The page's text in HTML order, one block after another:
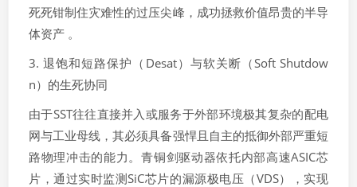
死死钳制住灾难性的过压尖峰，成功拯救价值昂贵的半导
体资产 。
3. 退饱和短路保护（Desat）与软关断（Soft Shutdow
n）的生死协同
由于SST往往直接并入或服务于外部环境极其复杂的配电
网与工业母线，其必须具备强悍且自主的抵御外部严重短
路物理冲击的能力。青铜剑驱动器依托内部高速ASIC芯
片，通过实时监测SiC芯片的漏源极电压（VDS​），实现